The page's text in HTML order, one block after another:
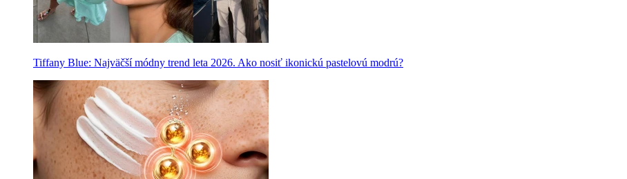
Tiffany Blue: Najväčší módny trend leta 2026. Ako nosiť ikonickú pastelovú modrú?